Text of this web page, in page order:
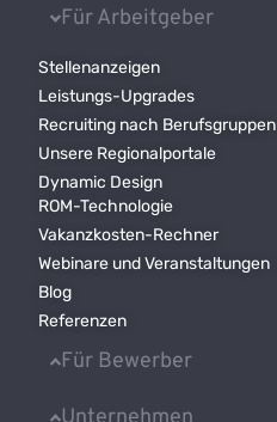
Für Arbeitgeber
Stellenanzeigen
Leistungs-Upgrades
Recruiting nach Berufsgruppen
Unsere Regionalportale
Dynamic Design
ROM-Technologie
Vakanzkosten-Rechner
Webinare und Veranstaltungen
Blog
Referenzen
Für Bewerber